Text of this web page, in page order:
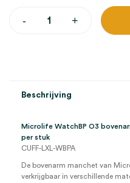
-Microlife
32-
aantal
+
Beschrijving
Microlife WatchBP O3
per stuk
CUFF-LXL-WBPA
De bovenarm manchet van
verkrijgbaar in verschillende